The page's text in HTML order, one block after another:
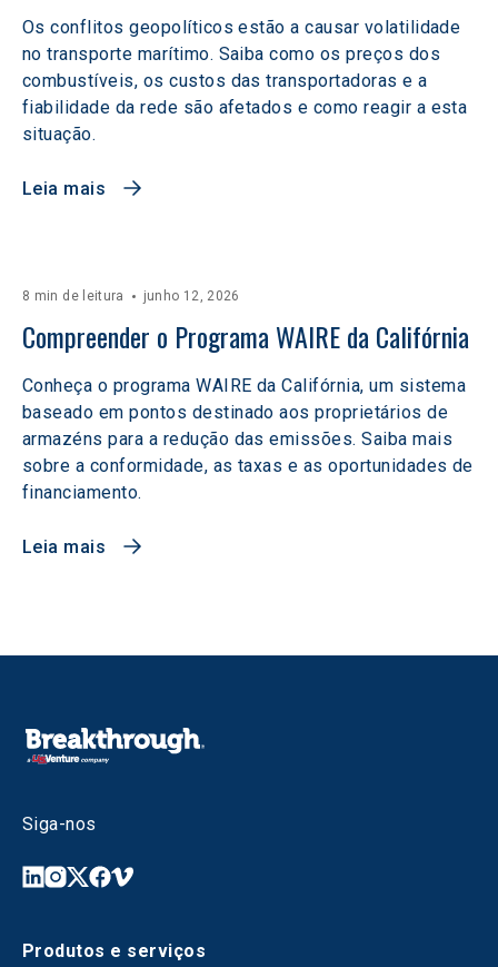
Os conflitos geopolíticos estão a causar volatilidade
no transporte marítimo. Saiba como os preços dos
combustíveis, os custos das transportadoras e a
fiabilidade da rede são afetados e como reagir a esta
situação.
Leia mais
8 min de leitura junho 12, 2026
Compreender o Programa WAIRE da Califórnia
Conheça o programa WAIRE da Califórnia, um sistema
baseado em pontos destinado aos proprietários de
armazéns para a redução das emissões. Saiba mais
sobre a conformidade, as taxas e as oportunidades de
financiamento.
Leia mais
Siga-nos
Produtos e serviços